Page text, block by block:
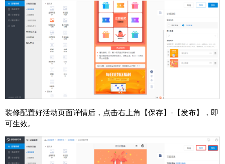
装修配置好活动页面详情后，点击右上角【保存】-【发布】，即
可生效。